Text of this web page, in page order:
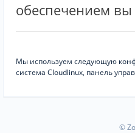
обеспечением вы
Мы используем следующую
система Cloudlinux, панель
©